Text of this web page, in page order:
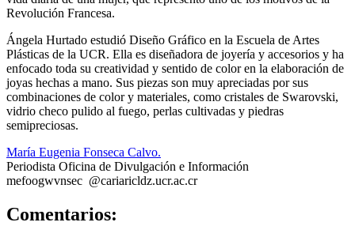
Revolución Francesa.
Ángela Hurtado estudió Diseño Gráfico en la Escuela de Artes
Plásticas de la UCR. Ella es diseñadora de joyería y accesorios y ha
enfocado toda su creatividad y sentido de color en la elaboración de
joyas hechas a mano. Sus piezas son muy apreciadas por sus
combinaciones de color y materiales, como cristales de Swarovski,
vidrio checo pulido al fuego, perlas cultivadas y piedras
semipreciosas.
María Eugenia Fonseca Calvo.
Periodista Oficina de Divulgación e Información
mefoogwvnsec @cariaricldz.ucr.ac.cr
Comentarios: